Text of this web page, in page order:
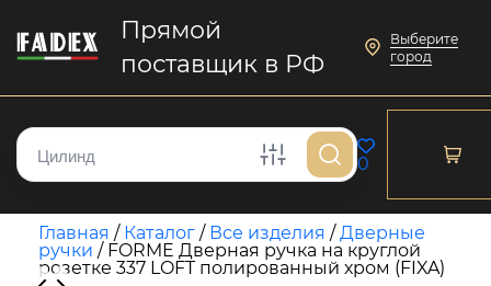
Прямой
поставщик в РФ
Выберите
город
0
Главная / Каталог / Все изделия /Дверные
ручки / FORME Дверная ручка на круглой
розетке 337 LOFT полированный хром (FIXA)